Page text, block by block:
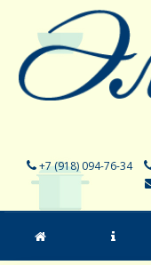
+7 (918) 094-76-34